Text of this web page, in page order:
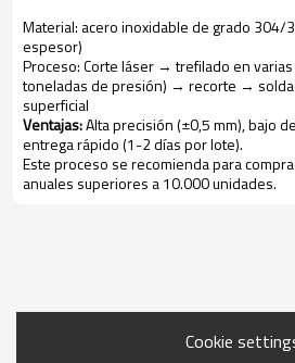
Material: acero inoxidable de grado 304/
espesor)
Proceso: Corte láser → trefilado en
toneladas de presión) → recorte →
superficial
Ventajas:Alta precisión (±0,5 mm), bajo
entrega rápido (1-2 días por lote).
Este proceso se recomienda para
anuales superiores a 10.000 unidades.
Cookie